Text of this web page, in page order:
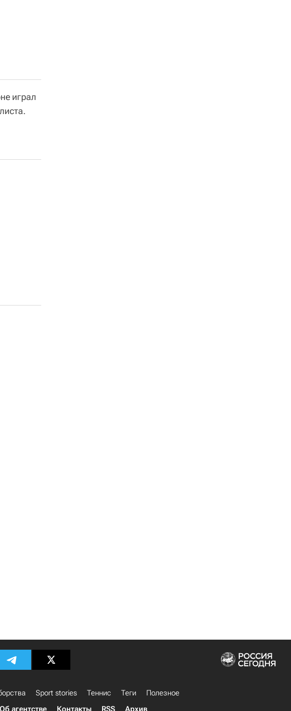
играл
Sport stories Теннис Теги
Полезное
Об агентстве Контакты RSS Архив